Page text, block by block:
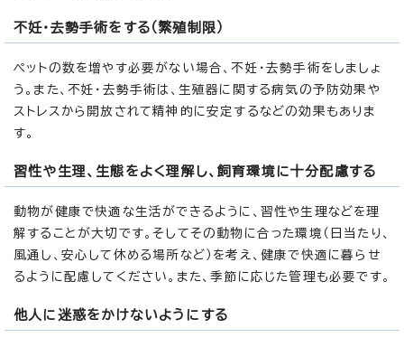
不妊・去勢手術をする（繁殖制限）
ペットの数を増やす必要がない場合、不妊・去勢手術をしましょ
う。また、不妊・去勢手術は、生殖器に関する病気の予防効果や
ストレスから開放されて精神的に安定するなどの効果もありま
す。
習性や生理、生態をよく理解し、飼育環境に十分配慮する
動物が健康で快適な生活ができるように、習性や生理などを理
解することが大切です。そしてその動物に合った環境（日当たり、
風通し、安心して休める場所など）を考え、健康で快適に暮らせ
るように配慮してください。また、季節に応じた管理も必要です。
他人に迷惑をかけないようにする